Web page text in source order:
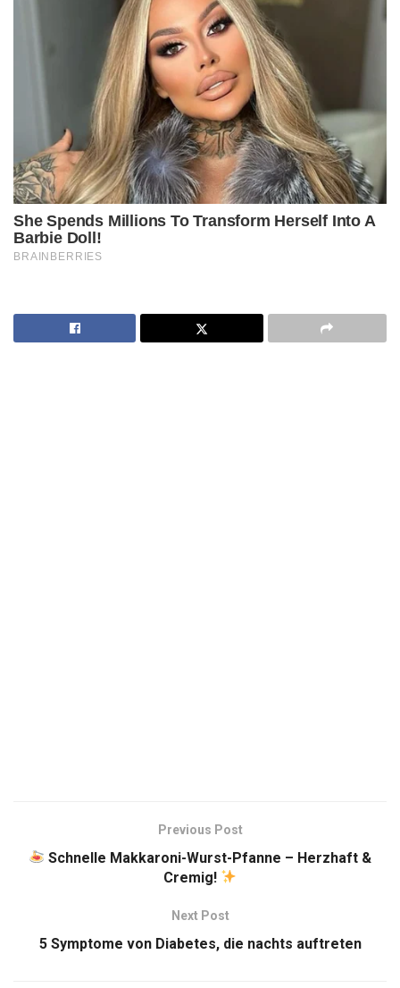
Previous Post
Schnelle Makkaroni-Wurst-Pfanne – Herzhaft &
Cremig!
Next Post
5 Symptome von Diabetes, die nachts auftreten